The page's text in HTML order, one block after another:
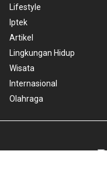
Lifestyle
Iptek
Artikel
Lingkungan Hidup
Wisata
Internasional
Olahraga